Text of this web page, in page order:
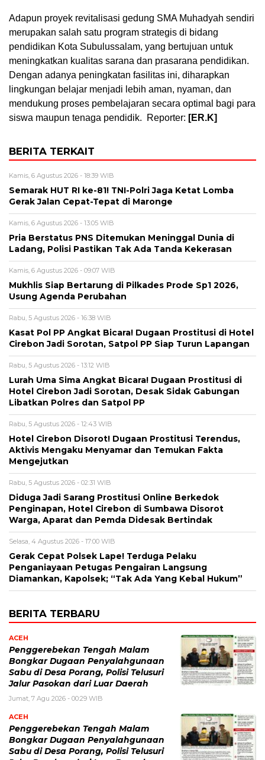
Adapun proyek revitalisasi gedung SMA Muhadyah sendiri
merupakan salah satu program strategis di bidang
pendidikan Kota Subulussalam, yang bertujuan untuk
meningkatkan kualitas sarana dan prasarana pendidikan.
Dengan adanya peningkatan fasilitas ini, diharapkan
lingkungan belajar menjadi lebih aman, nyaman, dan
mendukung proses pembelajaran secara optimal bagi para
siswa maupun tenaga pendidik. Reporter: [ER.K]
BERITA TERKAIT
Kamis, 6 Agustus 2026 - 18:39 WIB
Semarak HUT RI ke-81! TNI-Polri Jaga Ketat Lomba
Gerak Jalan Cepat-Tepat di Maronge
Kamis, 6 Agustus 2026 - 13:05 WIB
Pria Berstatus PNS Ditemukan Meninggal Dunia di
Ladang, Polisi Pastikan Tak Ada Tanda Kekerasan
Kamis, 6 Agustus 2026 - 09:07 WIB
Mukhlis Siap Bertarung di Pilkades Prode Sp1 2026,
Usung Agenda Perubahan
Rabu, 5 Agustus 2026 - 16:38 WIB
Kasat Pol PP Angkat Bicara! Dugaan Prostitusi di Hotel
Cirebon Jadi Sorotan, Satpol PP Siap Turun Lapangan
Rabu, 5 Agustus 2026 - 13:12 WIB
Lurah Uma Sima Angkat Bicara! Dugaan Prostitusi di
Hotel Cirebon Jadi Sorotan, Desak Sidak Gabungan
Libatkan Polres dan Satpol PP
Rabu, 5 Agustus 2026 - 12:43 WIB
Hotel Cirebon Disorot! Dugaan Prostitusi Terendus,
Aktivis Mengaku Menyamar dan Temukan Fakta
Mengejutkan
Rabu, 5 Agustus 2026 - 02:31 WIB
Diduga Jadi Sarang Prostitusi Online Berkedok
Penginapan, Hotel Cirebon di Sumbawa Disorot
Warga, Aparat dan Pemda Didesak Bertindak
Selasa, 4 Agustus 2026 - 17:00 WIB
Gerak Cepat Polsek Lape! Terduga Pelaku
Penganiayaan Petugas Pengairan Langsung
Diamankan, Kapolsek; “Tak Ada Yang Kebal Hukum”
BERITA TERBARU
ACEH
Penggerebekan Tengah Malam
Bongkar Dugaan Penyalahgunaan
Sabu di Desa Porang, Polisi Telusuri
Jalur Pasokan dari Luar Daerah
Jumat, 7 Agu 2026 - 00:29 WIB
ACEH
Penggerebekan Tengah Malam
Bongkar Dugaan Penyalahgunaan
Sabu di Desa Porang, Polisi Telusuri